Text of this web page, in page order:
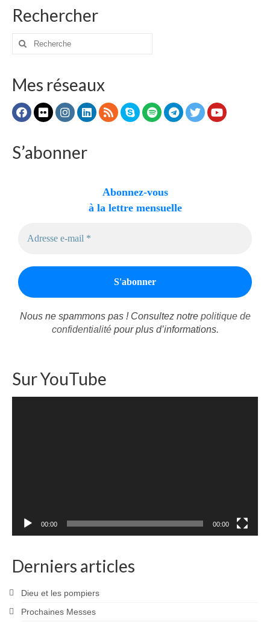
Rechercher
Rechercher
Mes réseaux
S’abonner
Abonnez-vous
à la lettre mensuelle
Nous ne spammons pas ! Consultez notre politique de
confidentialitépour plus d’informations.
Sur YouTube
00:00 00:00
Derniers articles
Dieu et les pompiers
Prochaines Messes